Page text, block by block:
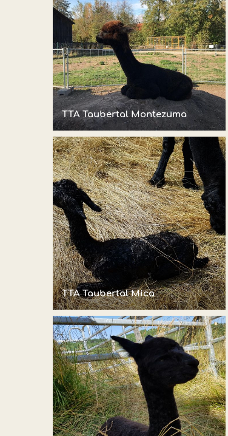
TTA Taubertal Montezuma
TTA Taubertal Mica